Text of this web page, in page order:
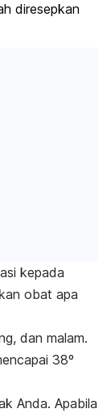
diresepkan
kepada
obat apa
dan malam.
38º
Anda. Apabila